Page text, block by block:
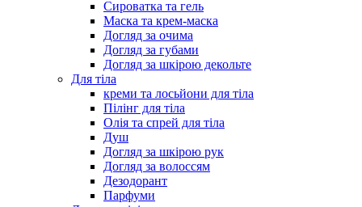
Сироватка та гель
Маска та крем-маска
Догляд за очима
Догляд за губами
Догляд за шкірою декольте
Для тіла
креми та лосьйони для тіла
Пілінг для тіла
Олія та спрей для тіла
Душ
Догляд за шкірою рук
Догляд за волоссям
Дезодорант
Парфуми